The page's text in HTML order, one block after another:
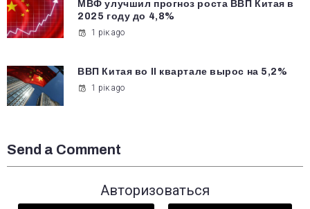
МВФ улучшил прогноз роста ВВП Китая в
2025 году до 4,8%
1 рік ago
ВВП Китая во ІІ квартале вырос на 5,2%
1 рік ago
Send a Comment
Авторизоваться